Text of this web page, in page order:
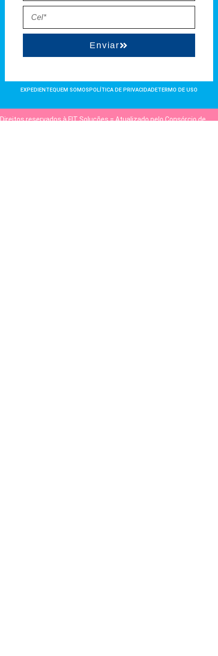
Enviar
EXPEDIENTEQUEM SOMOS POLÍTICA DE PRIVACIDADETERMO DE USO
Direitos reservados à FIT Soluções = Atualizado pelo Consórcio de